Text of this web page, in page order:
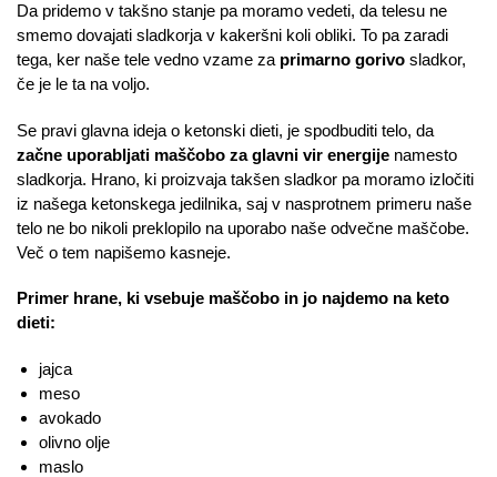
Da pridemo v takšno stanje pa moramo vedeti, da telesu ne
smemo dovajati sladkorja v kakeršni koli obliki. To pa zaradi
tega, ker naše tele vedno vzame za primarno gorivo sladkor,
če je le ta na voljo.
Se pravi glavna ideja o ketonski dieti, je spodbuditi telo, da
začne uporabljati maščobo za glavni vir energije namesto
sladkorja. Hrano, ki proizvaja takšen sladkor pa moramo izločiti
iz našega ketonskega jedilnika, saj v nasprotnem primeru naše
telo ne bo nikoli preklopilo na uporabo naše odvečne maščobe.
Več o tem napišemo kasneje.
Primer hrane, ki vsebuje maščobo in jo najdemo na keto
dieti:
jajca
meso
avokado
olivno olje
maslo